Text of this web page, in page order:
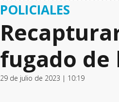
POLICIALES
fugado de
29 de julio de 2023 | 10:19